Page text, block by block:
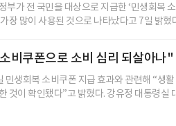
부가 전 국민을 대상으로 지급한 ‘민생회복
장 많이 사용된 것으로 나타났다고 7일 밝혔
비쿠폰으로 소비 심리 되살아나"
민생회복 소비쿠폰 지급 효과와 관련해 “생
것이 확인됐다”고 밝혔다. 강유정 대통령실